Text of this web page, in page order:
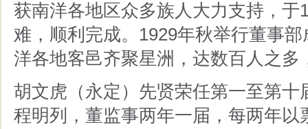
获南洋各地区众多族人大力支持，
难，顺利完成。1929年秋举行董事
洋各地客邑齐聚星洲，达数百人之多
胡文虎（永定）先贤荣任第一至第
程明列，董监事两年一届，每两年